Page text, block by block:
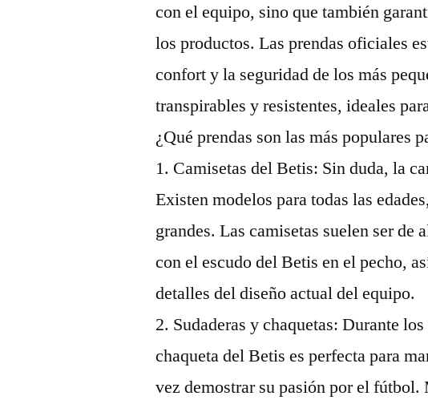
con el equipo, sino que también
los productos. Las prendas oficiales
confort y la seguridad de los más
transpirables y resistentes, ideales
¿Qué prendas son las más populares
1. Camisetas del Betis: Sin duda, la
Existen modelos para todas las
grandes. Las camisetas suelen ser de
con el escudo del Betis en el pecho,
detalles del diseño actual del equipo.
2. Sudaderas y chaquetas: Durante
chaqueta del Betis es perfecta para
vez demostrar su pasión por el fútbol.